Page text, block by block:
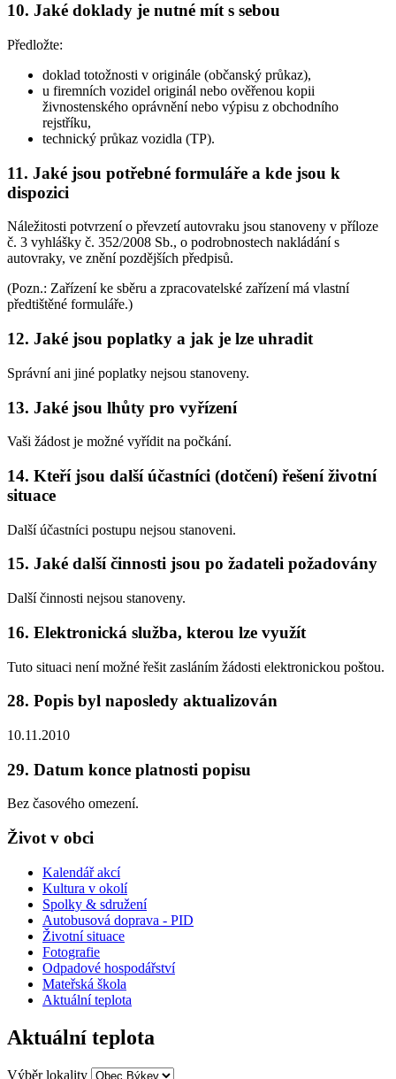
10. Jaké doklady je nutné mít s sebou
Předložte:
doklad totožnosti v originále (občanský průkaz),
u firemních vozidel originál nebo ověřenou kopii
živnostenského oprávnění nebo výpisu z obchodního
rejstříku,
technický průkaz vozidla (TP).
11. Jaké jsou potřebné formuláře a kde jsou k
dispozici
Náležitosti potvrzení o převzetí autovraku jsou stanoveny v příloze
č. 3 vyhlášky č. 352/2008 Sb., o podrobnostech nakládání s
autovraky, ve znění pozdějších předpisů.
(Pozn.: Zařízení ke sběru a zpracovatelské zařízení má vlastní
předtištěné formuláře.)
12. Jaké jsou poplatky a jak je lze uhradit
Správní ani jiné poplatky nejsou stanoveny.
13. Jaké jsou lhůty pro vyřízení
Vaši žádost je možné vyřídit na počkání.
14. Kteří jsou další účastníci (dotčení) řešení životní
situace
Další účastníci postupu nejsou stanoveni.
15. Jaké další činnosti jsou po žadateli požadovány
Další činnosti nejsou stanoveny.
16. Elektronická služba, kterou lze využít
Tuto situaci není možné řešit zasláním žádosti elektronickou poštou.
28. Popis byl naposledy aktualizován
10.11.2010
29. Datum konce platnosti popisu
Bez časového omezení.
Život v obci
Kalendář akcí
Kultura v okolí
Spolky & sdružení
Autobusová doprava - PID
Životní situace
Fotografie
Odpadové hospodářství
Mateřská škola
Aktuální teplota
Aktuální teplota
Výběr lokality